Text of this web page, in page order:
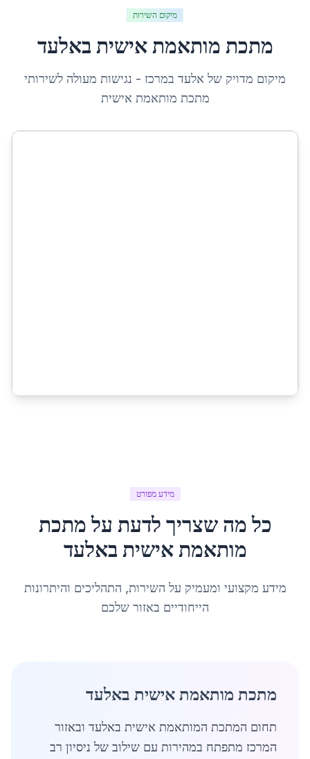
מיקום השירות
מתכת מותאמת אישית באלעד
מיקום מדויק של אלעד במרכז - נגישות מעולה לשירותי
מתכת מותאמת אישית
מידע מפורט
כל מה שצריך לדעת עלמתכת
מותאמת אישית באלעד
מידע מקצועי ומעמיק על השירות, התהליכים והיתרונות
הייחודיים באזור שלכם
מתכת מותאמת אישית באלעד
תחום המתכת המותאמת אישית באלעד ובאזור
המרכז מתפתח במהירות עם שילוב של ניסיון רב